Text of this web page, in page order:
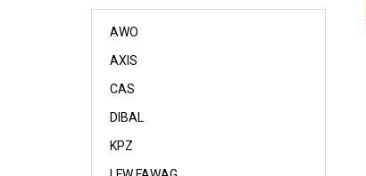
AWO
AXIS
CAS
DIBAL
KPZ